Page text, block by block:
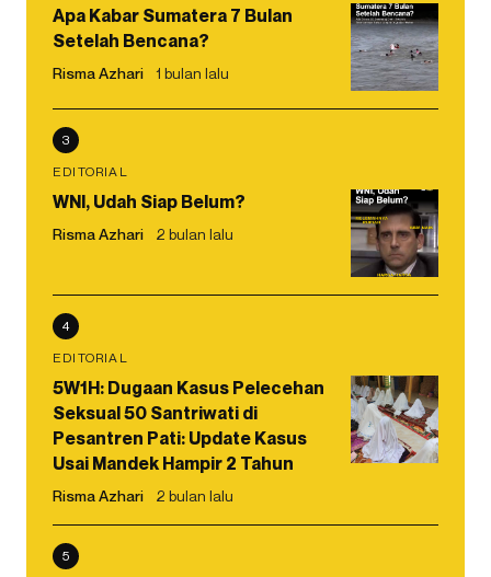
Apa Kabar Sumatera 7 Bulan
Setelah Bencana?
Risma Azhari 1 bulan lalu
3
EDITORIAL
WNI, Udah Siap Belum?
Risma Azhari 2 bulan lalu
4
EDITORIAL
5W1H: Dugaan Kasus Pelecehan
Seksual 50 Santriwati di
Pesantren Pati: Update Kasus
Usai Mandek Hampir 2 Tahun
Risma Azhari 2 bulan lalu
5